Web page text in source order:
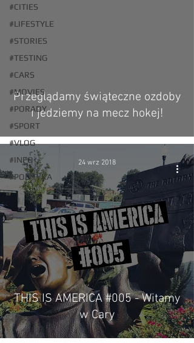
#CITIES
#LIFESTYLE
#STORIES
#TESTING
#CARS
#MOVIES
#PORADY
#SPORT
#VLOG
#INFO
#POLITYKA
Przeglądamy świąteczne ozdoby
i jedziemy na mecz hokej!
THIS IS AMERICA #005 - Witamy
w Cary
24 wrz 2018